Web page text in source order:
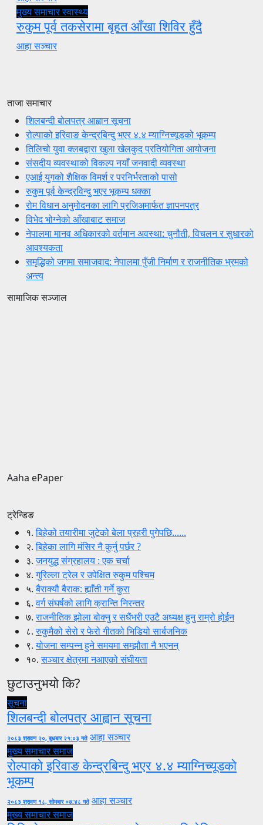
मुख्य समाचारस्वास्थ्य
रुकुम पूर्व तकसेरामा बृहत आँखा शिविर हुँदै
आहा सञ्चार
ताजा समाचार
शिलबन्दी बोलपत्र आह्वान सूचना
रोल्पाको इरिवाङ केन्द्रबिन्दु भएर ४.४ म्याग्निच्यूडको भूकम्प
तिलिचो युवा क्लबद्वारा खुला खेलकुद प्रतियोगिता आयोजना
संसदीय व्यवस्थाको विकल्प नयाँ जनवादी व्यवस्था
एआई युगको शैक्षिक विमर्श र परनिर्भरताको पासो
रुकुम पूर्व केन्द्रविन्दु भएर भूकम्प धक्का
रोम विधान अनुमोदनका लागि प्रजिअमार्फत ज्ञापनपत्र
विभेद भोग्नेको आँखाबाट समाज
नेपालमा मानव अधिकारको वर्तमान अवस्था: चुनौती, विचलन र सुधारको
आवश्यकता
समृद्धिको जगमा समाजवाद: नेपालमा पुँजी निर्माण र राजनीतिक भ्रमको
अन्त्य
सामाजिक सञ्जाल
Aaha ePaper
ट्रेन्डिङ
१.बिहेको तयारीमा जुटेको बेला प्रहरी पुगेपछि......
२.बिहेका लागि मंसिर नै कुर्नु पर्छर ?
३.जनयुद्ध संग्रहालय : एक चर्चा
४.गुरिल्ला ट्रेल र उपेक्षित रुकुम पश्चिम
५.बैराक्यौ बैराक: ह्याँती गर्ने कुरा
६.वर्ग संघर्षको लागि क्रान्ति निरन्तर
७.राजनीतिक झोला बोक्नु र सधैंभरी एउटै अध्यक्ष हुनु राम्रो होईन
८.रुकुमैको सेरो र फेरो गीतको भिडियो सार्बजनिक
९.योजना सम्पन्न हुने समयमा सम्झौता नै भएनन्
१०.सञ्चार क्षेत्रमा नआएको संघीयता
छुटाउनुभयो कि?
सूचना
शिलबन्दी बोलपत्र आह्वान सूचना
२०८३ श्रावण २०, बुधबार २१:०३ गते आहा सञ्चार
मुख्य समाचारसमाज
रोल्पाको इरिवाङ केन्द्रबिन्दु भएर ४.४ म्याग्निच्यूडको
भूकम्प
२०८३ श्रावण १८, सोमबार ०७:४८ गते आहा सञ्चार
मुख्य समाचारसमाज